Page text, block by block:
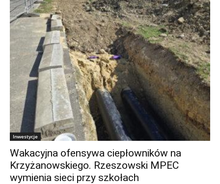
Inwestycje
Wakacyjna ofensywa ciepłowników na
Krzyżanowskiego. Rzeszowski MPEC
wymienia sieci przy szkołach